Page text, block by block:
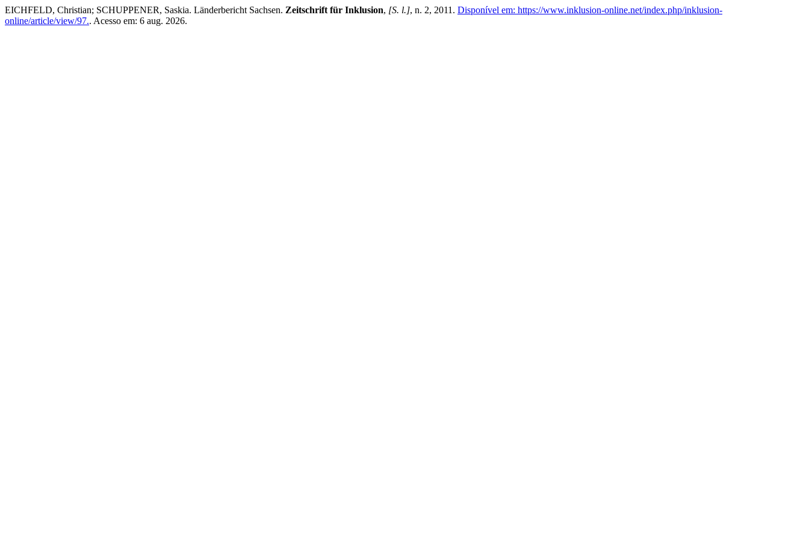
EICHFELD, Christian; SCHUPPENER, Saskia. Länderbericht Sachsen. Zeitschrift für Inklusion, [S. l.], n. 2, 2011. Disponível em: https://www.inklusion-online.net/index.php/inklusion-
online/article/view/97.. Acesso em: 6 aug. 2026.